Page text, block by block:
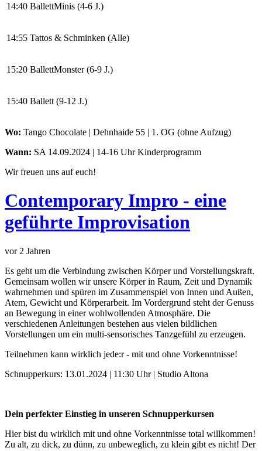
14:40 BallettMinis (4-6 J.)
14:55 Tattos & Schminken (Alle)
15:20 BallettMonster (6-9 J.)
15:40 Ballett (9-12 J.)
Wo: Tango Chocolate | Dehnhaide 55 | 1. OG (ohne Aufzug)
Wann: SA 14.09.2024 | 14-16 Uhr Kinderprogramm
Wir freuen uns auf euch!
Contemporary Impro - eine
geführte Improvisation
vor 2 Jahren
Es geht um die Verbindung zwischen Körper und Vorstellungskraft.
Gemeinsam wollen wir unsere Körper in Raum, Zeit und Dynamik
wahrnehmen und spüren im Zusammenspiel von Innen und Außen,
Atem, Gewicht und Körperarbeit. Im Vordergrund steht der Genuss
an Bewegung in einer wohlwollenden Atmosphäre. Die
verschiedenen Anleitungen bestehen aus vielen bildlichen
Vorstellungen um ein multi-sensorisches Tanzgefühl zu erzeugen.
Teilnehmen kann wirklich jede:r - mit und ohne Vorkenntnisse!
Schnupperkurs: 13.01.2024 | 11:30 Uhr | Studio Altona
Dein perfekter Einstieg in unseren Schnupperkursen
Hier bist du wirklich mit und ohne Vorkenntnisse total willkommen!
Zu alt, zu dick, zu dünn, zu unbeweglich, zu klein gibt es nicht! Der